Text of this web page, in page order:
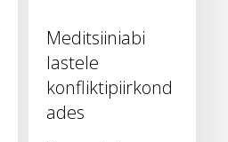
Meditsiiniabi
lastele
konfliktipiirkond
ades